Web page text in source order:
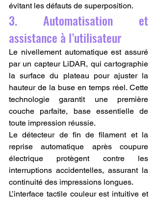
évitant les défauts de superposition.
3. Automatisation et
assistance à l’utilisateur
Le nivellement automatique est assuré
par un capteur LiDAR, qui cartographie
la surface du plateau pour ajuster la
hauteur de la buse en temps réel. Cette
technologie garantit une première
couche parfaite, base essentielle de
toute impression réussie.
Le détecteur de fin de filament et la
reprise automatique après coupure
électrique protègent contre les
interruptions accidentelles, assurant la
continuité des impressions longues.
L’interface tactile couleur est intuitive et